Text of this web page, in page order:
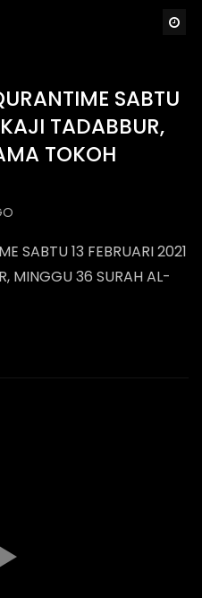
SABTU
TADABBUR,
TOKOH
SABTU 13 FEBRUARI 2021
MINGGU 36 SURAH AL-